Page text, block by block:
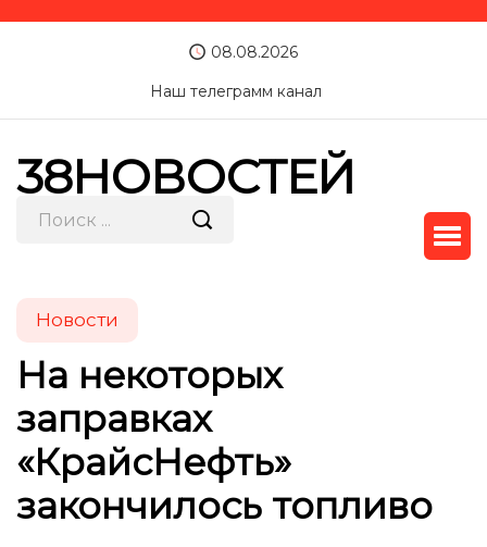
08.08.2026
Наш телеграмм канал
38НОВОСТЕЙ
Новости
На некоторых
заправках
«КрайсНефть»
закончилось топливо